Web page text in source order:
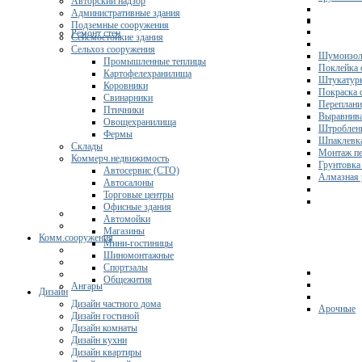
Ремонт стен
Поклейка
Покраска
Монтаж
Грунтовка
Алмазная
Комм.сооружения
Ангары
Арочные
Административные здания
Подземные сооружения
Сейсмостойкие здания
Сельхоз сооружения
Промышленные теплицы
Картофелехранилища
Коровники
Свинарники
Птичники
Овощехранилища
Фермы
Склады
Коммерч.недвижимость
Автосервис (СТО)
Автосалоны
Торговые центры
Офисные здания
Автомойки
Магазины
Мини-гостиницы
Шиномонтажные
Спортзалы
Общежития
Дизайн
Дизайн частного дома
Дизайн гостиной
Дизайн комнаты
Дизайн кухни
Дизайн квартиры